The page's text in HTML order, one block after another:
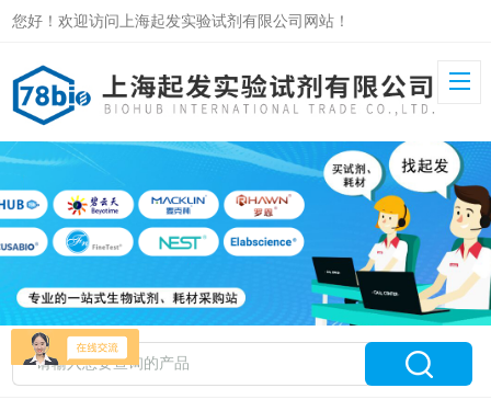
您好！欢迎访问上海起发实验试剂有限公司网站！